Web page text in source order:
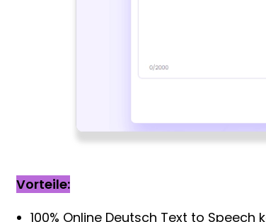
Vorteile:
100% Online Deutsch Text to